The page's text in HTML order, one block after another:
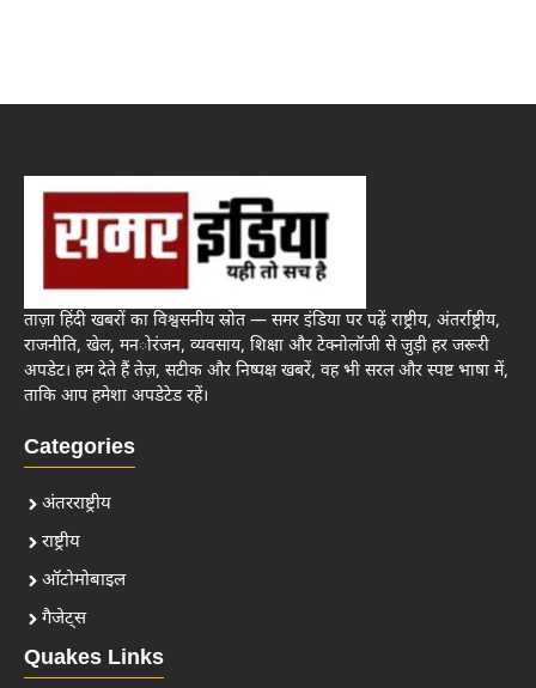
ताज़ा हिंदी खबरों का विश्वसनीय स्रोत — समर इंडिया पर पढ़ें राष्ट्रीय, अंतर्राष्ट्रीय,
राजनीति, खेल, मनोरंजन, व्यवसाय, शिक्षा और टेक्नोलॉजी से जुड़ी हर जरूरी
अपडेट। हम देते हैं तेज़, सटीक और निष्पक्ष खबरें, वह भी सरल और स्पष्ट भाषा में,
ताकि आप हमेशा अपडेटेड रहें।
Categories
अंतरराष्ट्रीय
राष्ट्रीय
ऑटोमोबाइल
गैजेट्स
Quakes Links